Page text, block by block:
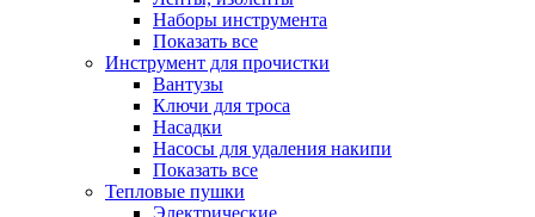
Наборы инструмента
Показать все
Инструмент для прочистки
Вантузы
Ключи для троса
Насадки
Насосы для удаления накипи
Показать все
Тепловые пушки
Электрические